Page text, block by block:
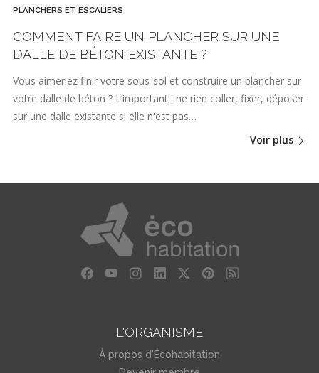
PLANCHERS ET ESCALIERS
COMMENT FAIRE UN PLANCHER SUR UNE
DALLE DE BÉTON EXISTANTE ?
Vous aimeriez finir votre sous-sol et construire un plancher sur
votre dalle de béton ? L’important : ne rien coller, fixer, déposer
sur une dalle existante si elle n'est pas…
Voir plus
L'ORGANISME
À propos d'Écohabitation